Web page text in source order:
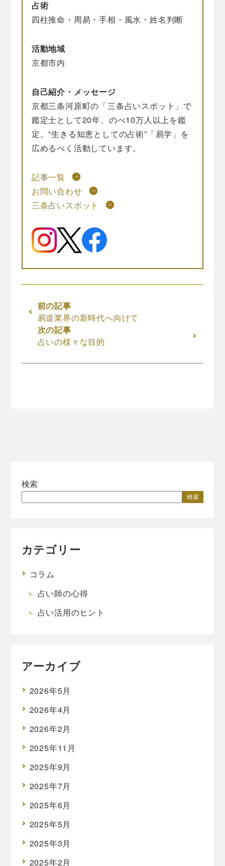
占術
四柱推命・周易・手相・風水・姓名判断
活動地域
京都市内
自己紹介・メッセージ
京都三条河原町の「三条占いスポット」で
鑑定士として20年、のべ10万人以上を鑑
定。“生きる知恵としての占術”「易学」を
広めるべく活動しています。
記事一覧
お問い合わせ
三条占いスポット
易道業界の新時代へ向けて
占いの様々な目的
検索
検索
カテゴリー
コラム
占い師の心得
占い活用のヒント
アーカイブ
2026年5月
2026年4月
2026年2月
2025年11月
2025年9月
2025年7月
2025年6月
2025年5月
2025年3月
2025年2月